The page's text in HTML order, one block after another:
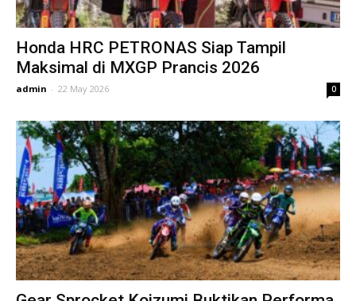
Honda HRC PETRONAS Siap Tampil
Maksimal di MXGP Prancis 2026
admin - 22 May 2026 0